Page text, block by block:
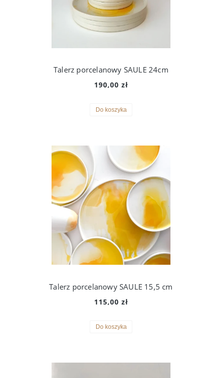
Talerz porcelanowy SAULE 24cm
190,00 zł
Do koszyka
Talerz porcelanowy SAULE 15,5 cm
115,00 zł
Do koszyka